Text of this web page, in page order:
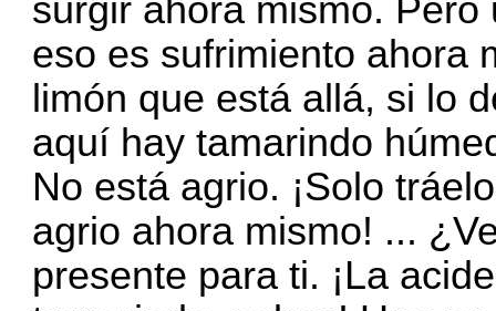
surgir ahora mismo.
eso es sufrimiento ahora
limón que está allá, si lo
aquí hay tamarindo
No está agrio. ¡Solo
agrio ahora mismo! ...
presente para ti. ¡La